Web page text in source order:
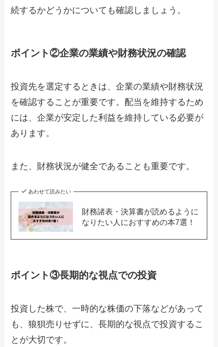
続するかどうかについても確認しましょう。
ポイント②企業の業績や財務状況の確認
投資先を選定するときは、企業の業績や財務状況
を確認することが重要です。配当を維持するため
には、企業が安定した利益を維持している必要が
あります。
また、財務状況が健全であることも重要です。
あわせて読みたい
財務諸表・決算書が読めるように
なりたい人におすすめの本7選！
ポイント③長期的な視点での投資
投資した株で、一時的な株価の下落などがあって
も、狼狽売りせずに、長期的な視点で投資するこ
とが大切です。